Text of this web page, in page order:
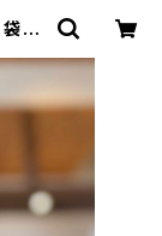
吊
【BA
広